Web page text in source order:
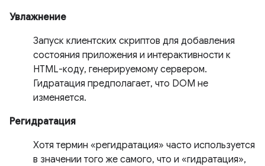
Увлажнение
Запуск клиентских скриптов для добавления
состояния приложения и интерактивности к
HTML-коду, генерируемому сервером.
Гидратация предполагает, что DOM не
изменяется.
Регидратация
Хотя термин «регидратация» часто используется
в значении того же самого, что и «гидратация»,